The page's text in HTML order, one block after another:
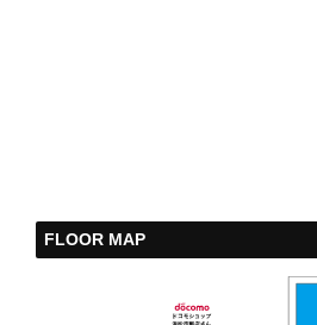
FLOOR MAP